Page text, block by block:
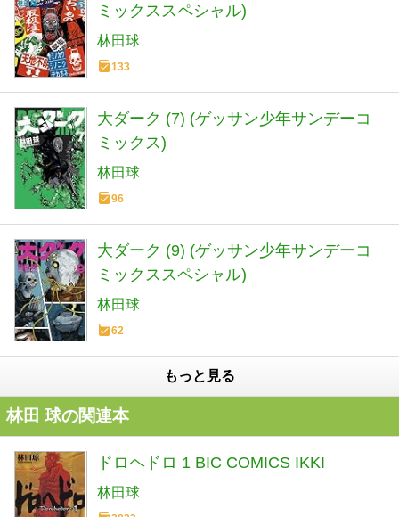
ミックススペシャル)
林田球
133
大ダーク (7) (ゲッサン少年サンデーコ
ミックス)
林田球
96
大ダーク (9) (ゲッサン少年サンデーコ
ミックススペシャル)
林田球
62
もっと見る
林田 球の関連本
ドロヘドロ 1 BIC COMICS IKKI
林田球